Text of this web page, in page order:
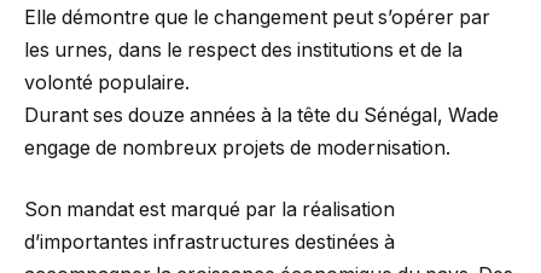
Elle démontre que le changement peut s’opérer par
les urnes, dans le respect des institutions et de la
volonté populaire.
Durant ses douze années à la tête du Sénégal, Wade
engage de nombreux projets de modernisation.
Son mandat est marqué par la réalisation
d’importantes infrastructures destinées à